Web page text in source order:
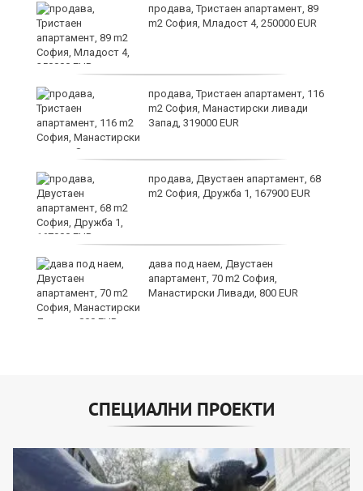
продава, Тристаен апартамент, 89
m2 София, Младост 4, 250000 EUR
продава, Тристаен апартамент, 116
m2 София, Манастирски ливади
Запад, 319000 EUR
продава, Двустаен апартамент, 68
m2 София, Дружба 1, 167900 EUR
дава под наем, Двустаен
апартамент, 70 m2 София,
Манастирски Ливади, 800 EUR
СПЕЦИАЛНИ ПРОЕКТИ